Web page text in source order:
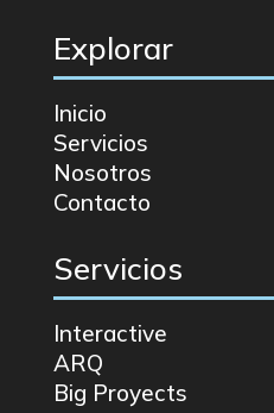
Explorar
Inicio
Servicios
Nosotros
Contacto
Servicios
Interactive
ARQ
Big Proyects